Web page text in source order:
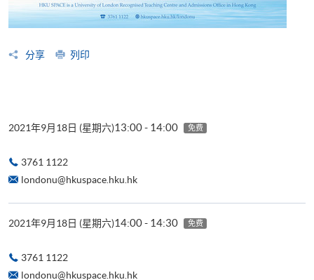
分享 列印
2021年9月18日 (星期六)13:00 - 14:00 免费
3761 1122
londonu@hkuspace.hku.hk
2021年9月18日 (星期六)14:00 - 14:30 免费
3761 1122
londonu@hkuspace.hku.hk